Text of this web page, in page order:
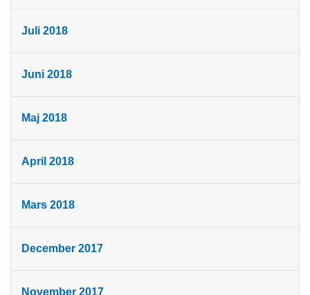
Juli 2018
Juni 2018
Maj 2018
April 2018
Mars 2018
December 2017
November 2017